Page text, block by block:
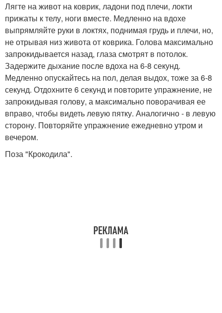
Лягте на живот на коврик, ладони под плечи, локти
прижаты к телу, ноги вместе. Медленно на вдохе
выпрямляйте руки в локтях, поднимая грудь и плечи, но,
не отрывая низ живота от коврика. Голова максимально
запрокидывается назад, глаза смотрят в потолок.
Задержите дыхание после вдоха на 6-8 секунд.
Медленно опускайтесь на пол, делая выдох, тоже за 6-8
секунд. Отдохните 6 секунд и повторите упражнение, не
запрокидывая голову, а максимально поворачивая ее
вправо, чтобы видеть левую пятку. Аналогично - в левую
сторону. Повторяйте упражнение ежедневно утром и
вечером.
Поза "Крокодила".